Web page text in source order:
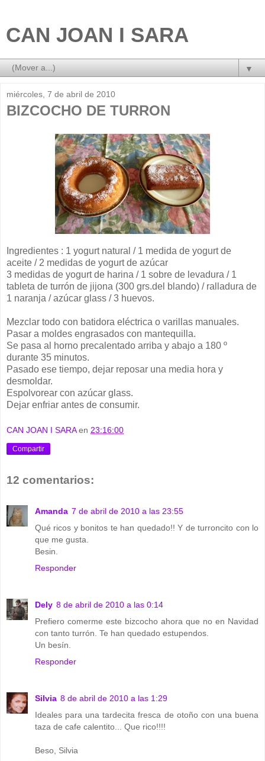
CAN JOAN I SARA
▼
miércoles, 7 de abril de 2010
BIZCOCHO DE TURRON
Ingredientes : 1 yogurtnatural / 1 medida de yogurtde
aceite / 2 medidas de yogurtde azúcar
3 medidas de yogurtde harina / 1 sobre de levadura / 1
tableta de turrón de jijona (300 grs.del blando) / ralladura de
1 naranja / azúcar glass / 3 huevos.
Mezclar todo con batidora eléctrica o varillas manuales.
Pasar a moldes engrasados con mantequilla.
Se pasa al horno precalentado arriba y abajo a 180 º
durante 35 minutos.
Pasado ese tiempo, dejar reposar una media hora y
desmoldar.
Espolvorear con azúcar glass.
Dejar enfriar antes de consumir.
CAN JOAN I SARA en 23:16:00
Compartir
12 comentarios:
Amanda 7 de abril de 2010 a las 23:55
Qué ricos y bonitos te han quedado!! Y de turroncito con lo
que me gusta.
Besin.
Responder
Dely 8 de abril de 2010 a las 0:14
Prefiero comerme este bizcocho ahora que no en Navidad
con tanto turrón. Te han quedado estupendos.
Un besín.
Responder
Silvia 8 de abril de 2010 a las 1:29
Ideales para una tardecita fresca de otoño con una buena
taza de cafe calentito... Que rico!!!!
Beso, Silvia